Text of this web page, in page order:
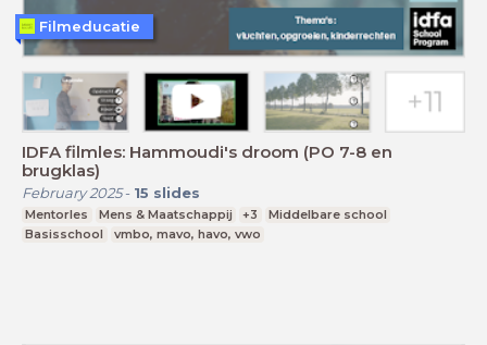
IDFA filmles: Hammoudi's droom (PO 7-8 en
brugklas)
February 2025- 15 slides
Mentorles Mens & Maatschappij +3
Middelbare school
Basisschool
vmbo, mavo, havo, vwo
Filmeducatie